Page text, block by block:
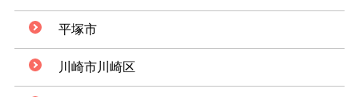
平塚市
川崎市川崎区